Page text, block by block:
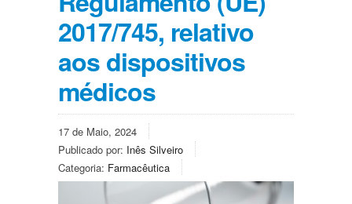
2017/745, relativo
aos dispositivos
médicos
17 de Maio, 2024
Publicado por: Inês Silveiro
Categoria: Farmacêutica